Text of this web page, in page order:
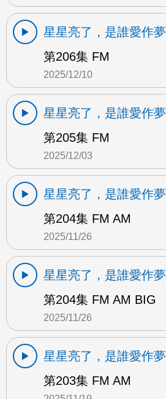
星星亮了，是誰愛作夢
第206集 FM
2025/12/10
星星亮了，是誰愛作夢
第205集 FM
2025/12/03
星星亮了，是誰愛作夢
第204集 FM AM
2025/11/26
星星亮了，是誰愛作夢
第204集 FM AM BIG
2025/11/26
星星亮了，是誰愛作夢
第203集 FM AM